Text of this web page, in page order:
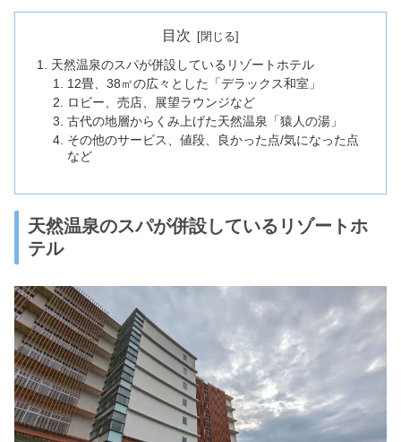
目次
天然温泉のスパが併設しているリゾートホテル
12畳、38㎡の広々とした「デラックス和室」
ロビー、売店、展望ラウンジなど
古代の地層からくみ上げた天然温泉「猿人の湯」
その他のサービス、値段、良かった点/気になった点
など
天然温泉のスパが併設しているリゾートホ
テル